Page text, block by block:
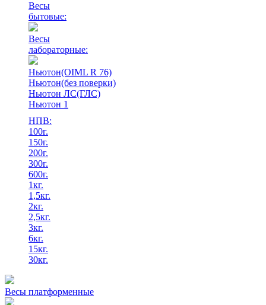
Весы
бытовые:
Весы
лабораторные:
Ньютон(OIML R 76)
Ньютон(без поверки)
Ньютон ЛС(ГЛС)
Ньютон 1
НПВ:
100г.
150г.
200г.
300г.
600г.
1кг.
1,5кг.
2кг.
2,5кг.
3кг.
6кг.
15кг.
30кг.
Весы платформенные